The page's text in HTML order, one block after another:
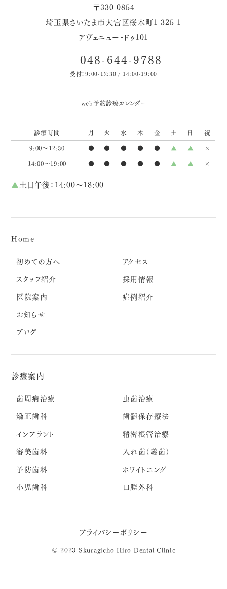
〒330-0854
埼玉県さいたま市大宮区桜木町1-325-1
アヴェニュー・ドゥ101
048-644-9788
受付：9:00-12:30 / 14:00-19:00
web予約診療カレンダー
診療時間 月 火 水 木 金 土 日
祝
9:00～12:30
● ● ● ● ● ▲ ▲
×
14:00～19:00
● ● ● ● ● ▲ ▲ ×
▲土日午後：14:00～18:00
Home
初めての方へ
スタッフ紹介
医院案内
アクセス
採用情報
症例紹介
お知らせ
ブログ
診療案内
歯周病治療
矯正歯科
インプラント
虫歯治療
歯髄保存療法
精密根管治療
審美歯科
予防歯科
小児歯科
入れ歯（義歯）
ホワイトニング
口腔外科
プライバシーポリシー
© 2023 Skuragicho Hiro Dental Clinic